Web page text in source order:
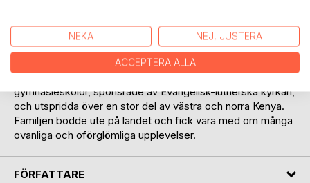
Neema na furaha är swahili och betyder nåd och glädje. De
båda orden sammanfattar mina år i Kenya 1988-91 som
gymnasielärare och pedagogisk rådgivare åt grund- som
gymnasieskolor, sponsrade av Evangelisk-lutherska kyrkan,
och utspridda över en stor del av västra och norra Kenya.
Familjen bodde ute på landet och fick vara med om många
ovanliga och oförglömliga upplevelser.
FÖRFATTARE
NEKA NEJ, JUSTERA
ACCEPTERA ALLA